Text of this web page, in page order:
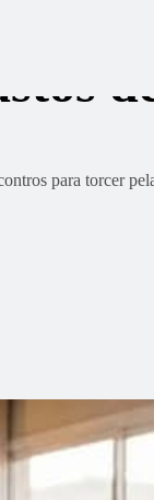
para torcer